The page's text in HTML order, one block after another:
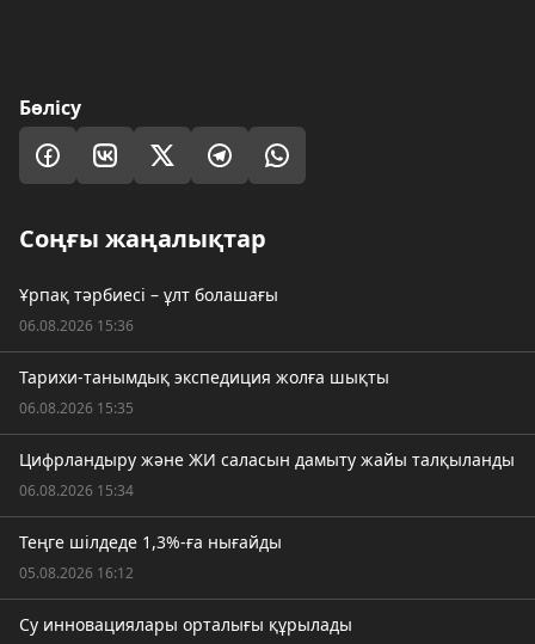
Бөлісу
Соңғы жаңалықтар
Ұрпақ тәрбиесі – ұлт болашағы
06.08.2026 15:36
Тарихи-танымдық экспедиция жолға шықты
06.08.2026 15:35
Цифрландыру және ЖИ саласын дамыту жайы талқыланды
06.08.2026 15:34
Теңге шілдеде 1,3%-ға нығайды
05.08.2026 16:12
Су инновациялары орталығы құрылады